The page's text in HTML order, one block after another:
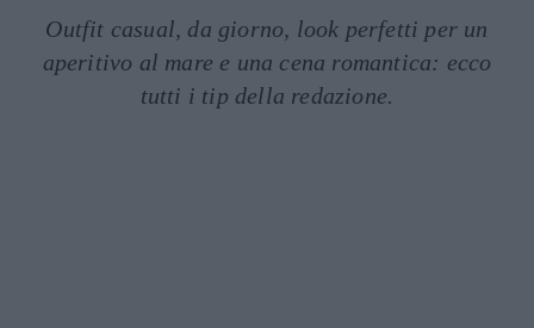
Outfit casual, da giorno, look perfetti per un
aperitivo al mare e una cena romantica: ecco
tutti i tip della redazione.